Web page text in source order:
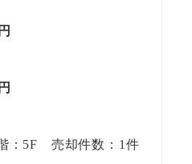
：5F 売却件数：1件